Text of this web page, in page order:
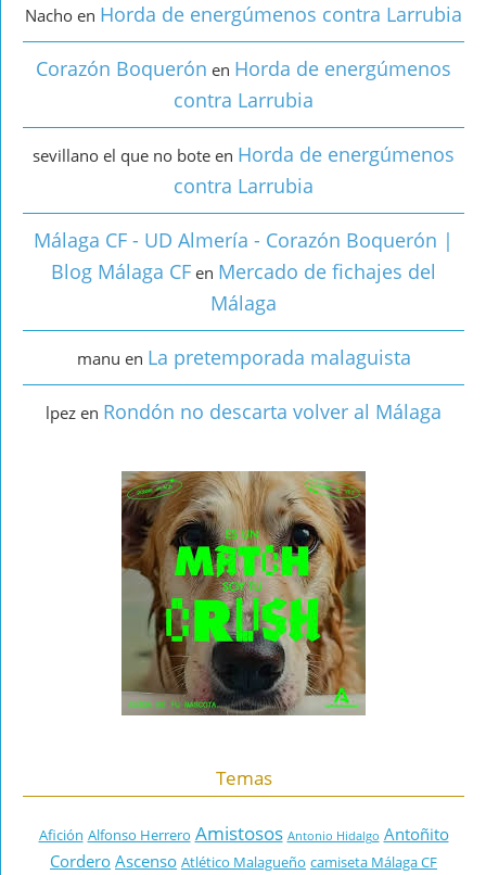
Nacho en Horda de energúmenos contra Larrubia
Corazón Boquerón en Horda de energúmenos
contra Larrubia
sevillano el que no bote en Horda de energúmenos
contra Larrubia
Málaga CF - UD Almería - Corazón Boquerón |
Blog Málaga CF en Mercado de fichajes del
Málaga
manu en La pretemporada malaguista
lpez en Rondón no descarta volver al Málaga
Temas
Afición Alfonso Herrero Amistosos Antonio Hidalgo Antoñito
CorderoAscenso Atlético Malagueño camiseta Málaga CF